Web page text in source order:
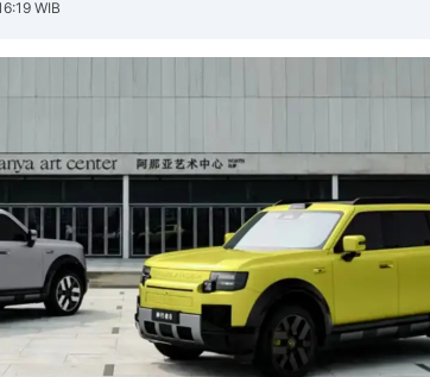
WIB